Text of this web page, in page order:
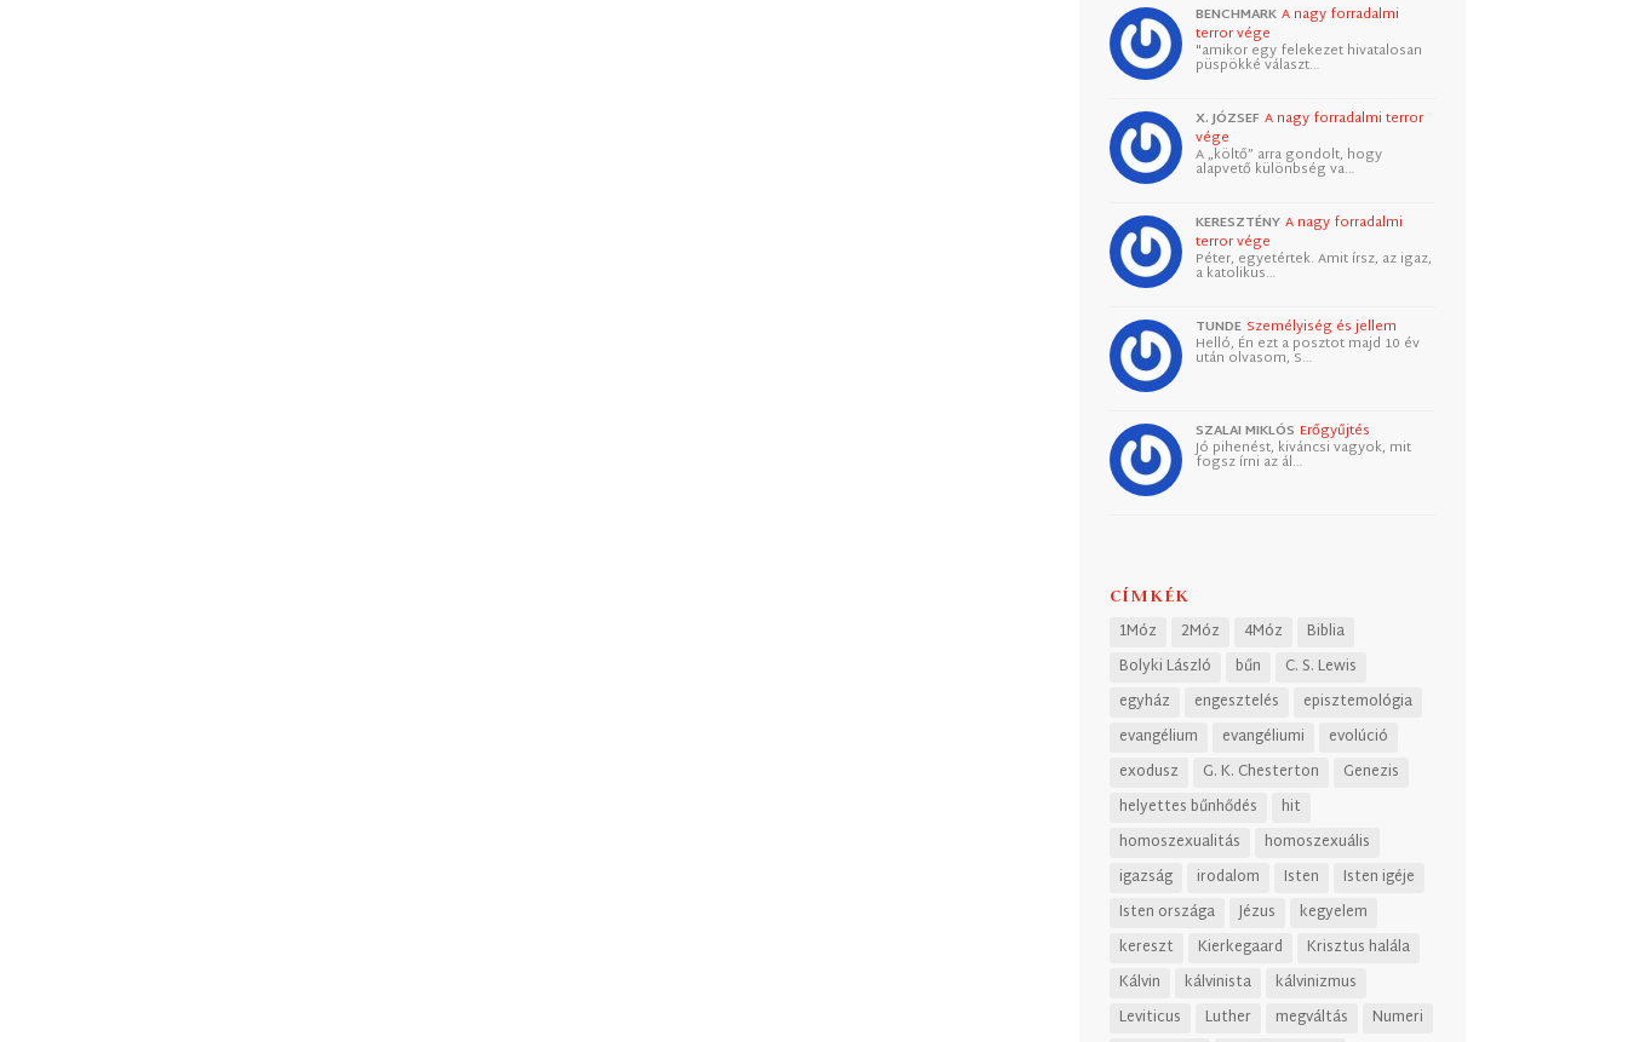
BENCHMARK A nagy forradalmi
terror vége
"amikor egy felekezet hivatalosan
püspökké választ…
X. JÓZSEF A nagy forradalmi terror
vége
A „költő” arra gondolt, hogy
alapvető különbség va…
KERESZTÉNY A nagy forradalmi
terror vége
Péter, egyetértek. Amit írsz, az igaz,
a katolikus…
TUNDE Személyiség és jellem
Helló, Én ezt a posztot majd 10 év
után olvasom, S…
SZALAI MIKLÓS Erőgyűjtés
Jó pihenést, kiváncsi vagyok, mit
fogsz írni az ál…
CÍMKÉK
1Móz 2Móz 4Móz
Biblia
Bolyki László
bűn
C. S. Lewis
egyház
engesztelés
episztemológia
evangélium
evangéliumi
evolúció
exodusz
G. K. Chesterton
Genezis
helyettes bűnhődés
hit
homoszexualitás
homoszexuális
igazság
irodalom Isten
Isten igéje
Isten országa
Jézus
kegyelem
kereszt
Kierkegaard
Krisztus halála
Kálvin
kálvinista
kálvinizmus
Leviticus
Luther megváltás
Numeri